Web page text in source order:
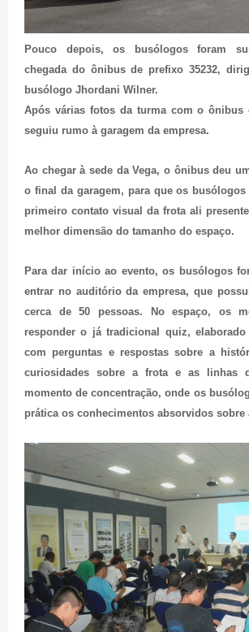
Pouco depois, os busólogos foram
chegada do ônibus de prefixo 35232,
busólogo Jhordani Wilner.
Após várias fotos da turma com o ônibus
seguiu rumo à garagem da empresa.
Ao chegar à sede da Vega, o ônibus deu
o final da garagem, para que os busólogos
primeiro contato visual da frota ali
melhor dimensão do tamanho do espaço.
Para dar início ao evento, os busólogos
entrar no auditório da empresa, que
cerca de 50 pessoas. No espaço, os
responder o já tradicional quiz, elaborado
com perguntas e respostas sobre a
curiosidades sobre a frota e as linhas
momento de concentração, onde os
prática os conhecimentos absorvidos sobre